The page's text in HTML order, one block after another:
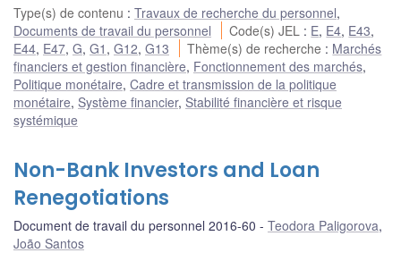
Type(s) de contenu : Travaux de recherche du personnel,
Documents de travail du personnel
Code(s) JEL : E, E4, E43,
E44, E47, G, G1 , G12, G13 Thème(s) de recherche : Marchés
financiers et gestion financière, Fonctionnement des marchés,
Politique monétaire, Cadre et transmission de la politique
monétaire, Système financier, Stabilité financière et risque
systémique
Non-Bank Investors and Loan
Renegotiations
Document de travail du personnel 2016-60 Teodora Paligorova,
João Santos